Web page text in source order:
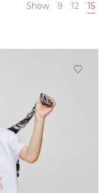
Show 9 12 15